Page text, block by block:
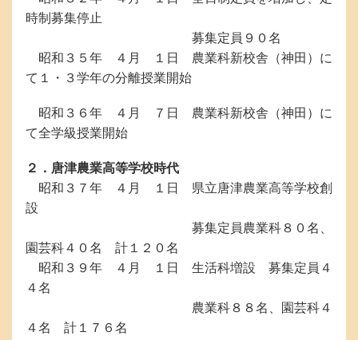
時制募集停止
募集定員９０名
昭和３５年 ４月 １日 農業科新校舎（神田）に
て１・３学年の分離授業開始
昭和３６年 ４月 ７日 農業科新校舎（神田）に
て全学級授業開始
２．唐津農業高等学校時代
昭和３７年 ４月 １日 県立唐津農業高等学校創
設
募集定員農業科８０名、
園芸科４０名 計１２０名
昭和３９年 ４月 １日 生活科増設 募集定員４
４名
農業科８８名、園芸科４
４名 計１７６名